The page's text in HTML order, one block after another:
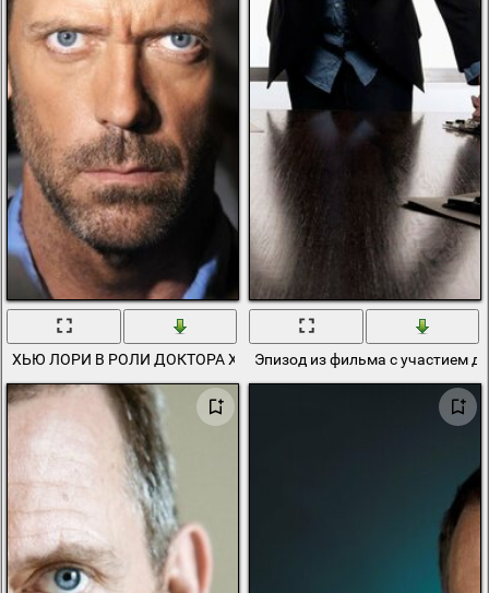
ХЬЮ ЛОРИ В РОЛИ ДОКТОРА ХАУСАЭпизод из фильма с участием